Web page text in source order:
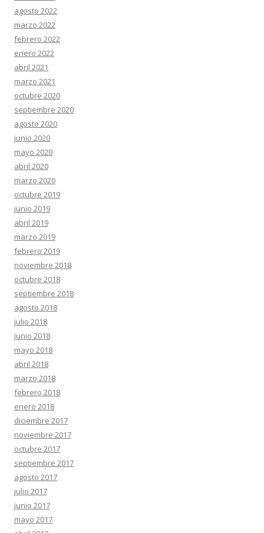
agosto 2022
marzo 2022
febrero 2022
enero 2022
abril 2021
marzo 2021
octubre 2020
septiembre 2020
agosto 2020
junio 2020
mayo 2020
abril 2020
marzo 2020
octubre 2019
junio 2019
abril 2019
marzo 2019
febrero 2019
noviembre 2018
octubre 2018
septiembre 2018
agosto 2018
julio 2018
junio 2018
mayo 2018
abril 2018
marzo 2018
febrero 2018
enero 2018
diciembre 2017
noviembre 2017
octubre 2017
septiembre 2017
agosto 2017
julio 2017
junio 2017
mayo 2017